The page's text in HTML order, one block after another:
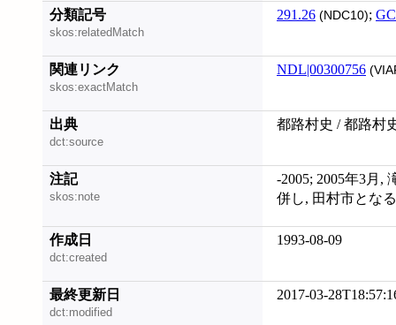
分類記号
skos:relatedMatch
291.26 (NDC10);
関連リンク
skos:exactMatch
NDL|00300756
出典
dct:source
都路村史 / 都路村
注記
skos:note
-2005; 2005年3月,
併し, 田村市となる
作成日
dct:created
1993-08-09
最終更新日
dct:modified
2017-03-